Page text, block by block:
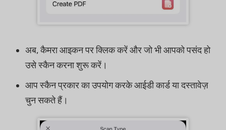
अब, कैमरा आइकन पर क्लिक करें और जो भी आपको पसंद हो
उसे स्कैन करना शुरू करें।
आप स्कैन प्रकार का उपयोग करके आईडी कार्ड या दस्तावेज़
चुन सकते हैं।